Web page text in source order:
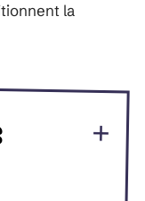
la